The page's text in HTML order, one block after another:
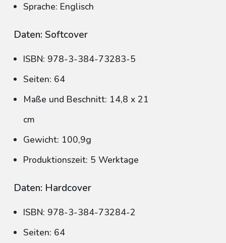
Sprache: Englisch
Daten: Softcover
ISBN: 978-3-384-73283-5
Seiten: 64
Maße und Beschnitt: 14,8 x 21
cm
Gewicht: 100,9g
Produktionszeit: 5 Werktage
Daten: Hardcover
ISBN: 978-3-384-73284-2
Seiten: 64